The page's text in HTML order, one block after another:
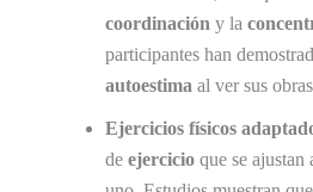
coordinación y la
participantes han
autoestima al ver sus
Ejercicios físicos
de ejercicio que se ajustan